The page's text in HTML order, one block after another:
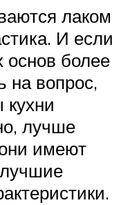
лаком
И если
основ более
на вопрос,
лучше
имеют